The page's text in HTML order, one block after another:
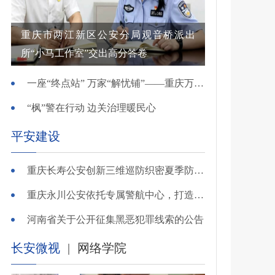
重庆市两江新区公安分局观音桥派出
所“小马工作室”交出高分答卷
一座“终点站” 万家“解忧铺”——重庆万州综治中心基层治理创新实践观察
“枫”警在行动 边关治理暖民心
平安建设
重庆长寿公安创新三维巡防织密夏季防溺水安全网
重庆永川公安依托专属警航中心，打造“全域感知、智能研判”智慧警务模式
河南省关于公开征集黑恶犯罪线索的公告
长安微视 | 网络学院